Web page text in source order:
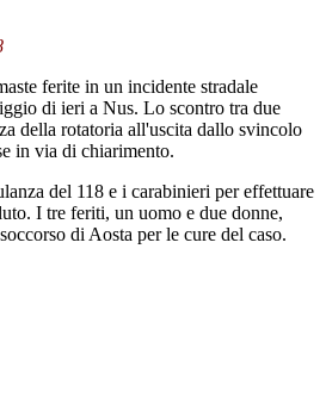
ferite in un incidente stradale
di ieri a Nus. Lo scontro tra due
della rotatoria all'uscita dallo svincolo
in via di chiarimento.
del 118 e i carabinieri per effettuare
I tre feriti, un uomo e due donne,
di Aosta per le cure del caso.